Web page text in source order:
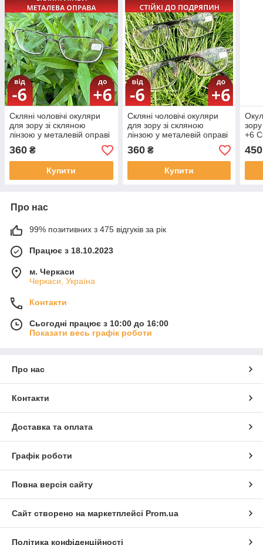
Скляні чоловічі окуляри
для зору зі скляною
лінзою у металевій оправі
Для чоловіків Скло Плюс
Мінус
360 ₴
Купити
Скляні чоловічі окуляри
для зору зі скляною
лінзою у металевій оправі
Для чоловіків Скло Плюс
Мінус
360₴
Купити
+6
450
Про нас
99% позитивних з 475 відгуків за рік
Працює з 18.10.2023
м. Черкаси
Черкаси, Україна
Контакти
Сьогодні працює з 10:00 до 16:00
Показати весь графік роботи
Про нас
Контакти
Доставка та оплата
Графік роботи
Повна версія сайту
Сайт створено на маркетплейсі Prom.ua
Політика конфіденційності